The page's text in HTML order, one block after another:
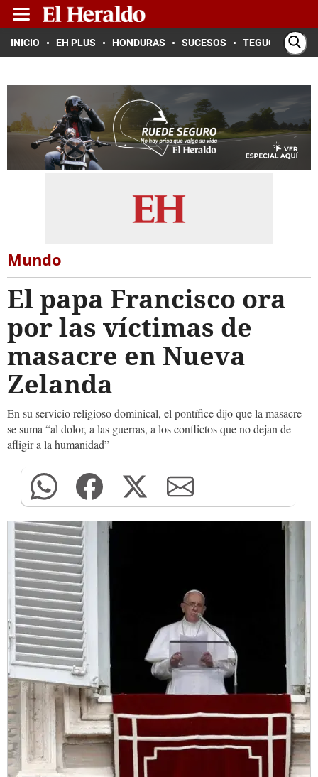
INICIO EH PLUS HONDURAS SUCESOS TEGUCIGALPA
Mundo
El papa Francisco ora
por las víctimas de
masacre en Nueva
Zelanda
En su servicio religioso dominical, el pontífice dijo que la masacre
se suma “al dolor, a las guerras, a los conflictos que no dejan de
afligir a la humanidad”